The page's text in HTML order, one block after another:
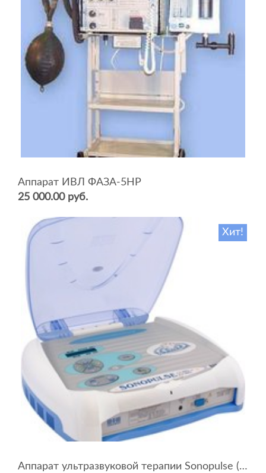
Аппарат ИВЛ ФАЗА-5НР
25 000.00 руб.
Хит!
Аппарат ультразвуковой терапии Sonopulse (мультичастотный 1 и 3 Мгц)